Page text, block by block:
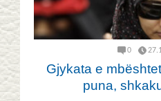
0
Gjykata e
puna,